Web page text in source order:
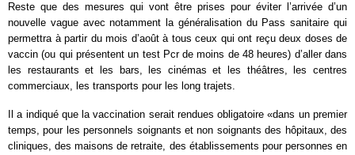
Reste que des mesures qui vont être prises pour éviter l’arrivée d’un
nouvelle vague avec notamment la généralisation du Pass sanitaire qui
permettra à partir du mois d’août à tous ceux qui ont reçu deux doses de
vaccin (ou qui présentent un test Pcr de moins de 48 heures) d’aller dans
les restaurants et les bars, les cinémas et les théâtres, les centres
commerciaux, les transports pour les long trajets.
Il a indiqué que la vaccination serait rendues obligatoire «dans un premier
temps, pour les personnels soignants et non soignants des hôpitaux, des
cliniques, des maisons de retraite, des établissements pour personnes en